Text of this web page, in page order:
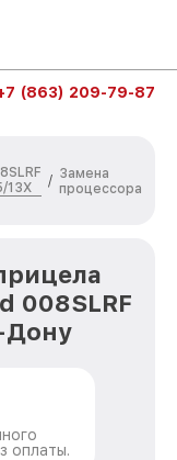
(863) 209-79-87
13X
/ Замена
процессора
008SLRF
Дону
оплаты.